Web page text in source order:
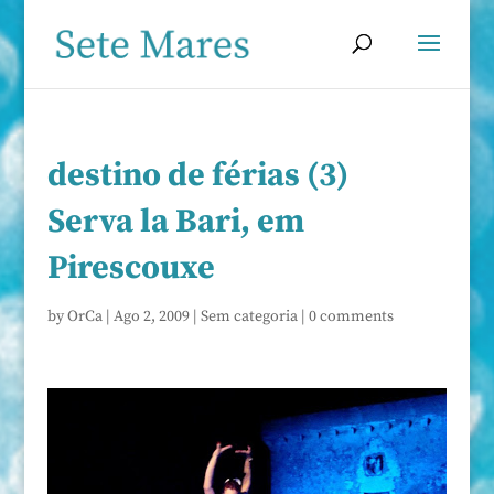
destino de férias (3)
Serva la Bari, em
Pirescouxe
byOrCa| Ago 2, 2009| Sem categoria| 0 comments